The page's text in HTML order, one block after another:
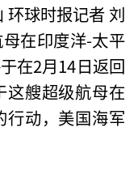
环球时报记者 刘
在印度洋-太平
在2月14日返回
这艘超级航母在
行动，美国海军